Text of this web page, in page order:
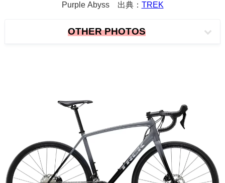
Purple Abyss出典： TREK
OTHER PHOTOS